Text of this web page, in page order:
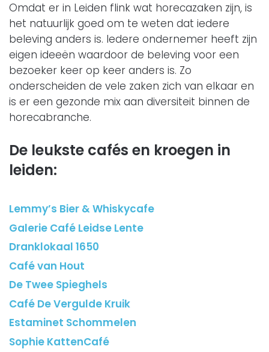
Omdat er in Leiden flink wat horecazaken zijn, is
het natuurlijk goed om te weten dat iedere
beleving anders is. Iedere ondernemer heeft zijn
eigen ideeën waardoor de beleving voor een
bezoeker keer op keer anders is. Zo
onderscheiden de vele zaken zich van elkaar en
is er een gezonde mix aan diversiteit binnen de
horecabranche.
De leukste cafés en kroegen in
leiden:
Lemmy’s Bier & Whiskycafe
Galerie Café Leidse Lente
Dranklokaal 1650
Café van Hout
De Twee Spieghels
Café De Vergulde Kruik
Estaminet Schommelen
Sophie KattenCafé